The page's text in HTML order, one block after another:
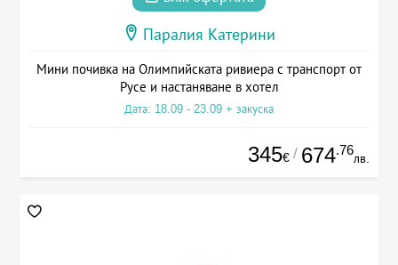
Паралия Катерини
Мини почивка на Олимпийската ривиера с транспорт от
Русе и настаняване в хотел
Дата: 18.09 - 23.09 + закуска
345€ / 674.76
лв.